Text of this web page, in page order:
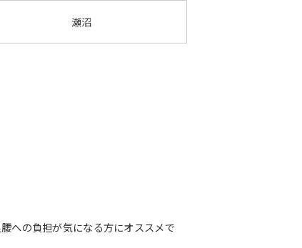
瀬沼
への負担が気になる方にオススメで